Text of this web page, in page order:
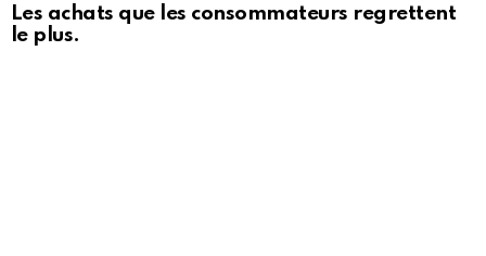
Les achats que les consommateurs regrettent
le plus.